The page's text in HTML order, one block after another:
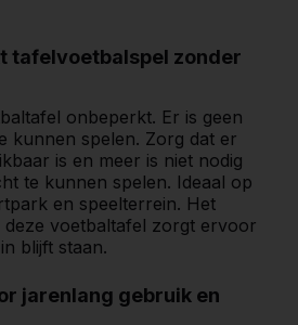
tafelvoetbalspel zonder
onbeperkt. Er is geen
kunnen spelen. Zorg dat er
is en meer is niet nodig
te kunnen spelen. Ideaal op
en speelterrein. Het
deze voetbaltafel zorgt ervoor
blijft staan.
jarenlang gebruik en